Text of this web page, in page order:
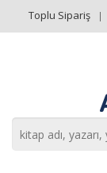
Toplu Sipariş